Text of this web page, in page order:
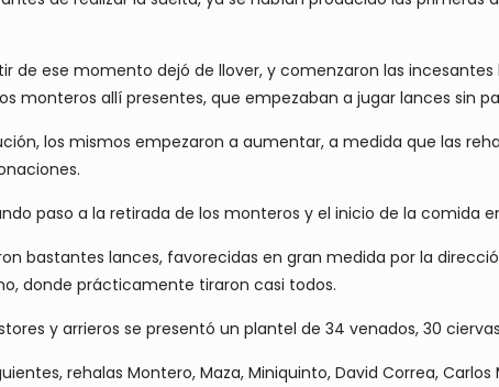
de ese momento dejó de llover, y comenzaron las
monteros allí presentes, que empezaban a jugar lances sin
los mismos empezaron a aumentar, a medida que las
paso a la retirada de los monteros y el inicio de la comida
bastantes lances, favorecidas en gran medida por la
donde prácticamente tiraron casi todos.
y arrieros se presentó un plantel de 34 venados, 30
rehalas Montero, Maza, Miniquinto, David Correa, Carlos